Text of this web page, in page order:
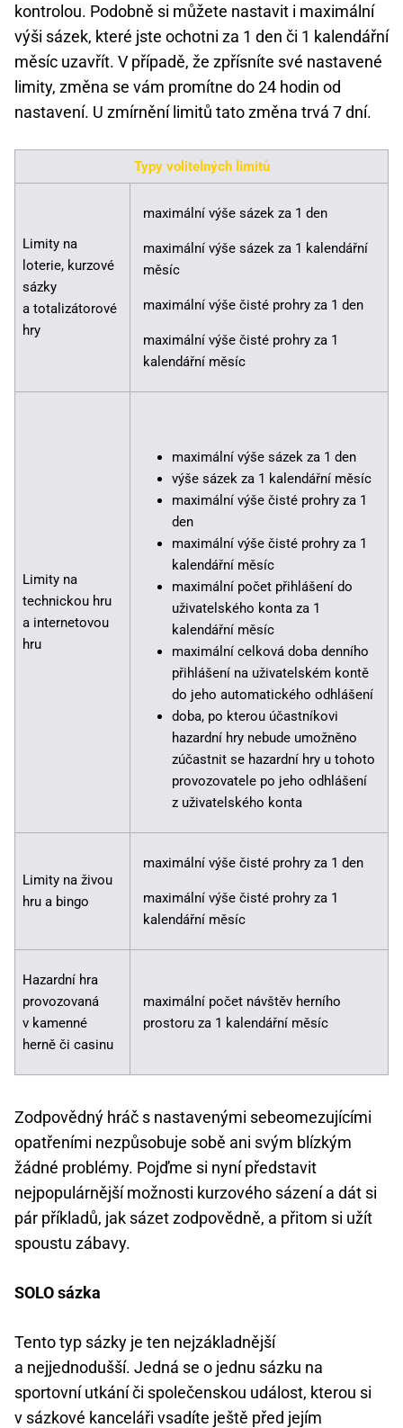
kontrolou. Podobně si můžete nastavit i maximální
výši sázek, které jste ochotni za 1 den či 1 kalendářní
měsíc uzavřít. V případě, že zpřísníte své nastavené
limity, změna se vám promítne do 24 hodin od
nastavení. U zmírnění limitů tato změna trvá 7 dní.
Typy volitelných limitů
Limity na
loterie, kurzové
sázky
a totalizátorové
hry
maximální výše sázek za 1 den
maximální výše sázek za 1 kalendářní
měsíc
maximální výše čisté prohry za 1 den
maximální výše čisté prohry za 1
kalendářní měsíc
Limity na
technickou hru
a internetovou
hru
maximální výše sázek za 1 den
výše sázek za 1 kalendářní měsíc
maximální výše čisté prohry za 1
den
maximální výše čisté prohry za 1
kalendářní měsíc
maximální počet přihlášení do
uživatelského konta za 1
kalendářní měsíc
maximální celková doba denního
přihlášení na uživatelském kontě
do jeho automatického odhlášení
doba, po kterou účastníkovi
hazardní hry nebude umožněno
zúčastnit se hazardní hry u tohoto
provozovatele po jeho odhlášení
z uživatelského konta
Limity na živou
hru a bingo
maximální výše čisté prohry za 1 den
maximální výše čisté prohry za 1
kalendářní měsíc
Hazardní hra
provozovaná
v kamenné
herně či casinu
maximální počet návštěv herního
prostoru za 1 kalendářní měsíc
Zodpovědný hráč s nastavenými sebeomezujícími
opatřeními nezpůsobuje sobě ani svým blízkým
žádné problémy. Pojďme si nyní představit
nejpopulárnější možnosti kurzového sázení a dát si
pár příkladů, jak sázet zodpovědně, a přitom si užít
spoustu zábavy.
SOLO sázka
Tento typ sázky je ten nejzákladnější
a nejjednodušší. Jedná se o jednu sázku na
sportovní utkání či společenskou událost, kterou si
v sázkové kanceláři vsadíte ještě před jejím